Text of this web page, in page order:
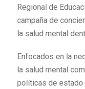
Regional de
campaña de
la salud mental
Enfocados en la
la salud mental
políticas de estado